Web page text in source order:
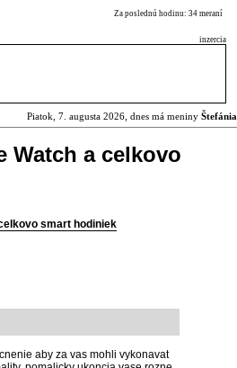
Za poslednú hodinu: 34 meraní
inzercia
Piatok, 7. augusta 2026, dnes má meniny Štefánia
Watch a celkovo
smart hodiniek
aby za vas mohli vykonavat